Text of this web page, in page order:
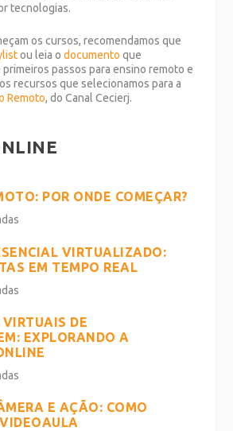
tecnologias.
os cursos, recomendamos que
ou leia o documento que
passos para ensino remoto e
recursos que selecionamos para a
Remoto, do Canal Cecierj.
POR ONDE COMEÇAR?
VIRTUALIZADO:
EM TEMPO REAL
DE
EXPLORANDO A
E AÇÃO: COMO